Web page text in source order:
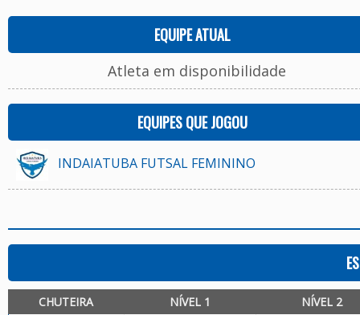
EQUIPE ATUAL
Atleta em disponibilidade
EQUIPES QUE JOGOU
INDAIATUBA FUTSAL FEMININO
CHUTEIRA NÍVEL 1 NÍVEL 2